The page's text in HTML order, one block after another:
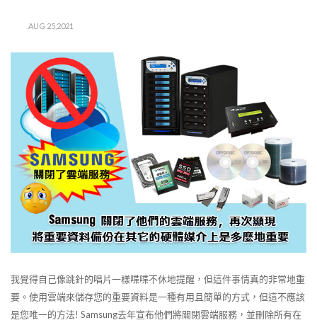
AUG 25,2021
我覺得自己像跳針的唱片一樣喋喋不休地提醒，但這件事情真的非常地重
要。使用雲端來儲存您的重要資料是一種有用且簡單的方式，但這不應該
是您唯一的方法! Samsung去年宣布他們將關閉雲端服務，並刪除所有在